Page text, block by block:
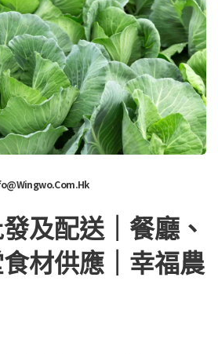
及配送｜餐廳、
材供應｜幸福農